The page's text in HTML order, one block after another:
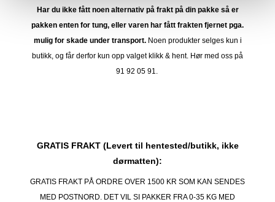
Har du ikke fått noen alternativ på frakt på din pakke så er
pakken enten for tung, eller varen har fått frakten fjernet pga.
mulig for skade under transport.Noen produkter selges kun i
butikk, og får derfor kun opp valget klikk & hent. Hør med oss på
91 92 05 91.
GRATIS FRAKT (Levert til hentested/butikk, ikke
dørmatten):
GRATIS FRAKT PÅ ORDRE OVER 1500 KR SOM KAN SENDES
MED POSTNORD. DET VIL SI PAKKER FRA 0-35 KG MED